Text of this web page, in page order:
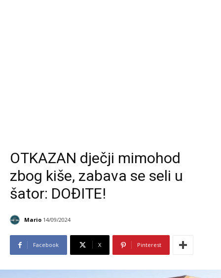
OTKAZAN dječji mimohod
zbog kiše, zabava se seli u
šator: DOĐITE!
Mario 14/09/2024
Facebook X Pinterest